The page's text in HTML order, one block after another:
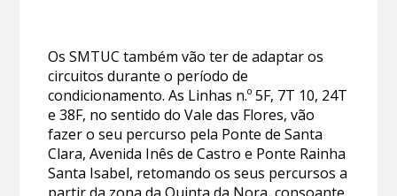
Os SMTUC também vão ter de adaptar os
circuitos durante o período de
condicionamento. As Linhas n.º 5F, 7T 10, 24T
e 38F, no sentido do Vale das Flores, vão
fazer o seu percurso pela Ponte de Santa
Clara, Avenida Inês de Castro e Ponte Rainha
Santa Isabel, retomando os seus percursos a